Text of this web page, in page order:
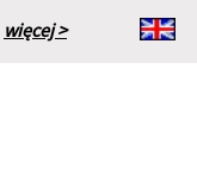
więcej >